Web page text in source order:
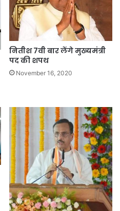
नितीश 7वी बार लेंगे मुख्यमंत्री
पद की शपथ
November 16, 2020